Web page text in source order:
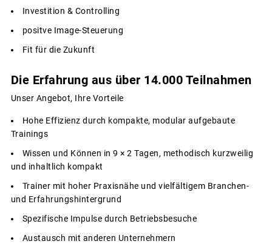
Investition & Controlling
positve Image-Steuerung
Fit für die Zukunft
Die Erfahrung aus über 14.000 Teilnahmen
Unser Angebot, Ihre Vorteile
Hohe Effizienz durch kompakte, modular aufgebaute
Trainings
Wissen und Können in 9 × 2 Tagen, methodisch kurzweilig
und inhaltlich kompakt
Trainer mit hoher Praxisnähe und vielfältigem Branchen-
und Erfahrungshintergrund
Spezifische Impulse durch Betriebsbesuche
Austausch mit anderen Unternehmern